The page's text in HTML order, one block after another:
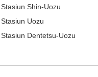
Stasiun Shin-Uozu
Stasiun Uozu
Stasiun Dentetsu-Uozu